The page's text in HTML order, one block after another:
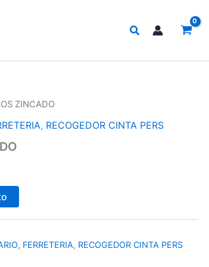
Buscar
ZINCADO
, RECOGEDOR CINTA PERS
, FERRETERIA, RECOGEDOR CINTA PERS